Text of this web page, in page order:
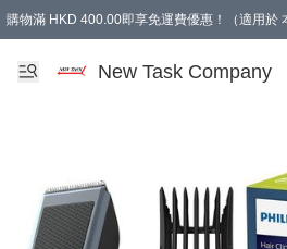
購物滿 HKD 400.00即享免運費優惠！（適用於
New Task Company